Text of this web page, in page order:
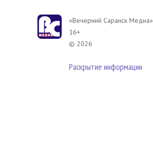
«Вечерний Саранск Mедиа»
16+
© 2026
Раскрытие информации